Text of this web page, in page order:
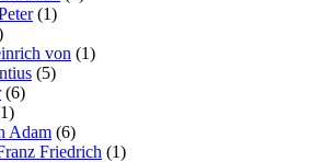
(1)
von (1)
(5)
(6)
Adam (6)
Friedrich (1)